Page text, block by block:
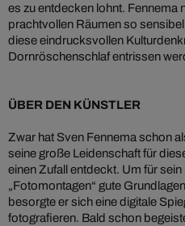
es zu entdecken lohnt. Fennema
prachtvollen Räumen so
diese eindrucksvollen
Dornröschenschlaf entrissen
ÜBER DEN KÜNSTLER
Zwar hat Sven Fennema schon
seine große Leidenschaft für
einen Zufall entdeckt. Um für
„Fotomontagen“ gute
besorgte er sich eine digitale
fotografieren. Bald schon